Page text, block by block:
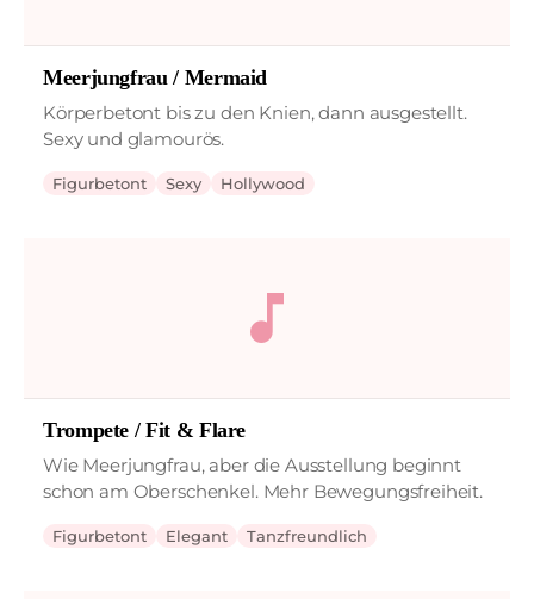
Meerjungfrau / Mermaid
Körperbetont bis zu den Knien, dann ausgestellt.
Sexy und glamourös.
Figurbetont Sexy Hollywood
music_note
Trompete / Fit & Flare
Wie Meerjungfrau, aber die Ausstellung beginnt
schon am Oberschenkel. Mehr Bewegungsfreiheit.
Figurbetont Elegant Tanzfreundlich